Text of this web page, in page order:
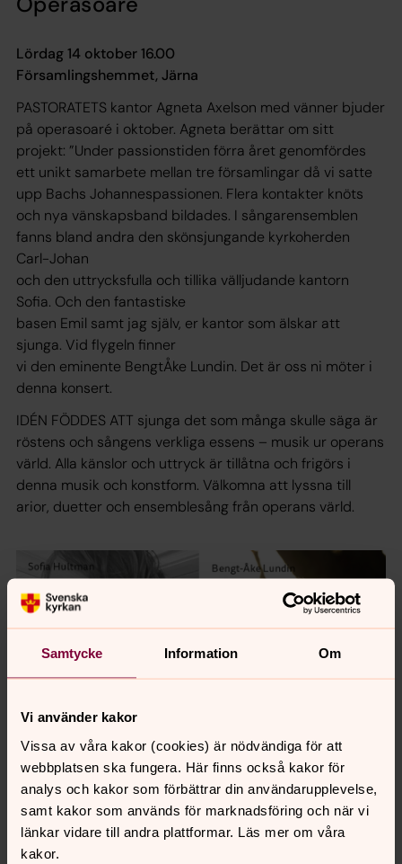
Samtycke Information Om
Vi använder kakor
Vissa av våra kakor (cookies) är nödvändiga för att
webbplatsen ska fungera. Här finns också kakor för
analys och kakor som förbättrar din användarupplevelse,
samt kakor som används för marknadsföring och när vi
länkar vidare till andra plattformar. Läs mer om våra
kakor.
Lördag 14 oktober 16.00
Församlingshemmet, Järna
PASTORATETS kantor Agneta Axelson med vänner bjuder
på operasoaré i oktober. Agneta berättar om sitt
projekt: ”Under passionstiden förra året genomfördes
ett unikt samarbete mellan tre församlingar då vi satte
upp Bachs Johannespassionen. Flera kontakter knöts
och nya vänskapsband bildades. I sångarensemblen
fanns bland andra den skönsjungande kyrkoherden
Carl-Johan
och den uttrycksfulla och tillika välljudande kantorn
Sofia. Och den fantastiske
basen Emil samt jag själv, er kantor som älskar att
sjunga. Vid flygeln finner
vi den eminente BengtÅke Lundin. Det är oss ni möter i
denna konsert.
IDÉN FÖDDES ATT sjunga det som många skulle säga är
röstens och sångens verkliga essens – musik ur operans
värld. Alla känslor och uttryck är tillåtna och frigörs i
denna musik och konstform. Välkomna att lyssna till
arior, duetter och ensemblesång från operans värld.